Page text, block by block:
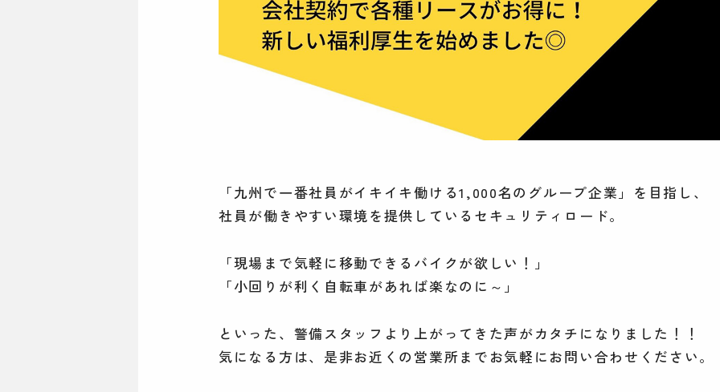
「九州で一番社員がイキイキ働ける1,000名のグループ企業」を目指し、
社員が働きやすい環境を提供しているセキュリティロード。
「現場まで気軽に移動できるバイクが欲しい！」
「小回りが利く自転車があれば楽なのに～」
といった、警備スタッフより上がってきた声がカタチになりました！！
気になる方は、是非お近くの営業所までお気軽にお問い合わせください。